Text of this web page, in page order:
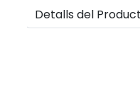
Detalls del